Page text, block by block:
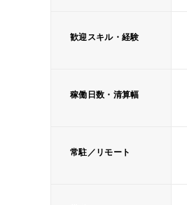
歓迎スキル・経験
稼働日数・清算幅
常駐／リモート